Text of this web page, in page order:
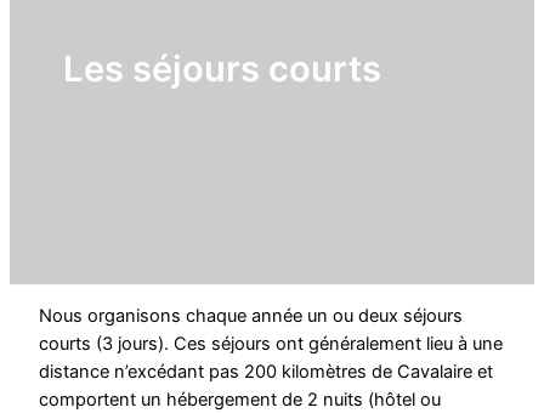
Les séjours courts
Nous organisons chaque année un ou deux séjours
courts (3 jours). Ces séjours ont généralement lieu à une
distance n’excédant pas 200 kilomètres de Cavalaire et
comportent un hébergement de 2 nuits (hôtel ou